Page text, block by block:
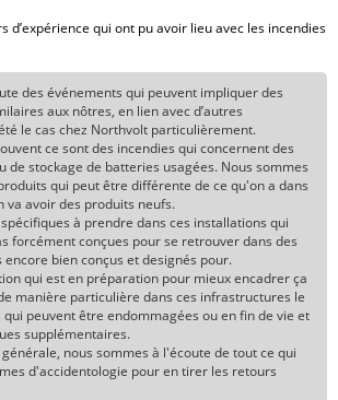
d’expérience qui ont pu avoir lieu avec les incendies
des événements qui peuvent impliquer des
aux nôtres, en lien avec d’autres
le cas chez Northvolt particulièrement.
ce sont des incendies qui concernent des
de stockage de batteries usagées. Nous sommes
qui peut être différente de ce qu'on a dans
va avoir des produits neufs.
à prendre dans ces installations qui
forcément conçues pour se retrouver dans des
bien conçus et designés pour.
qui est en préparation pour mieux encadrer ça
manière particulière dans ces infrastructures le
peuvent être endommagées ou en fin de vie et
supplémentaires.
nous sommes à l'écoute de tout ce qui
d'accidentologie pour en tirer les retours